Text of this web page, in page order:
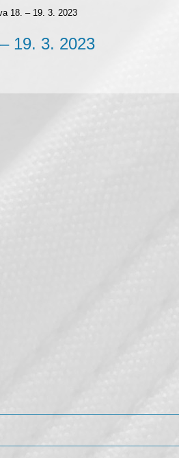
18. – 19. 3. 2023
19. 3. 2023